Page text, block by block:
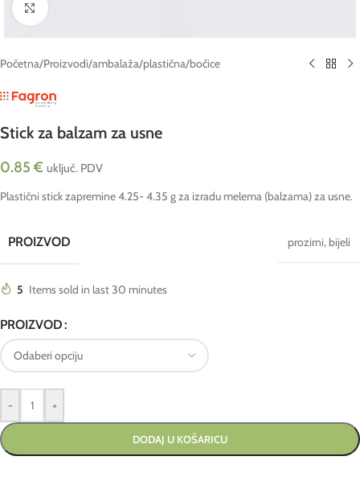
Click to enlarge
Početna/Proizvodi/ambalaža/plastična/bočice
Stick za balzam za usne
0.85 € uključ. PDV
Plastični stick zapremine 4.25- 4.35 g za izradu melema (balzama) za usne.
PROIZVOD prozirni, bijeli
5 Items sold in last 30 minutes
PROIZVOD
- +
DODAJ U KOŠARICU